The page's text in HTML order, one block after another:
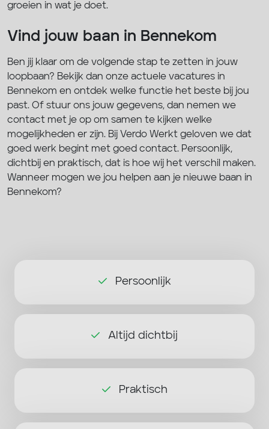
groeien in wat je doet.
Vind jouw baan in Bennekom
Ben jij klaar om de volgende stap te zetten in jouw
loopbaan? Bekijk dan onze actuele vacatures in
Bennekom en ontdek welke functie het beste bij jou
past. Of stuur ons jouw gegevens, dan nemen we
contact met je op om samen te kijken welke
mogelijkheden er zijn. Bij Verdo Werkt geloven we dat
goed werk begint met goed contact. Persoonlijk,
dichtbij en praktisch, dat is hoe wij het verschil maken.
Wanneer mogen we jou helpen aan je nieuwe baan in
Bennekom?
Persoonlijk
Altijd dichtbij
Praktisch